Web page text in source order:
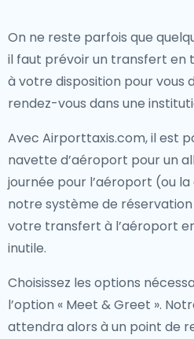
On ne reste parfois que
il faut prévoir un transfert en
à votre disposition pour vous
rendez-vous dans une
Avec Airporttaxis.com, il est
navette d’aéroport pour un
journée pour l’aéroport (ou
notre système de
votre transfert à l’aéroport
inutile.
Choisissez les options
l’option « Meet & Greet ».
attendra alors à un point de